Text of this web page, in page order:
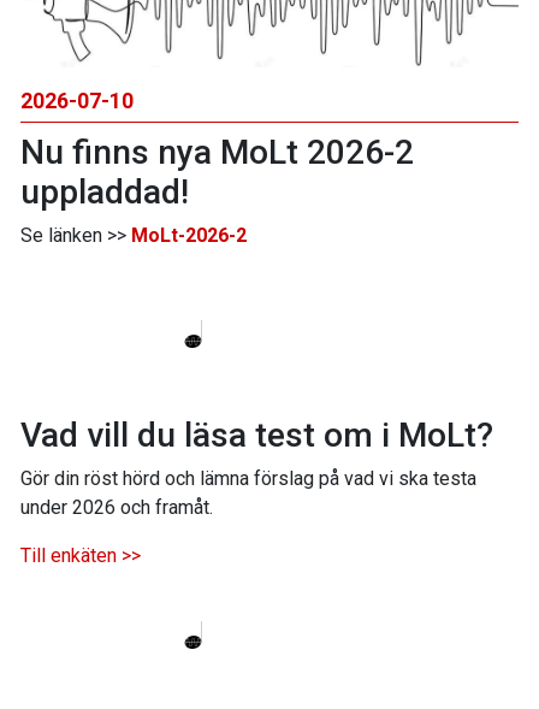
2026-07-10
Nu finns nya MoLt 2026-2
uppladdad!
Se länken >> MoLt-2026-2
Vad vill du läsa test om i MoLt?
Gör din röst hörd och lämna förslag på vad vi ska testa
under 2026 och framåt.
Till enkäten >>